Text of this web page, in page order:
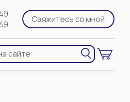
Свяжитесь со мной